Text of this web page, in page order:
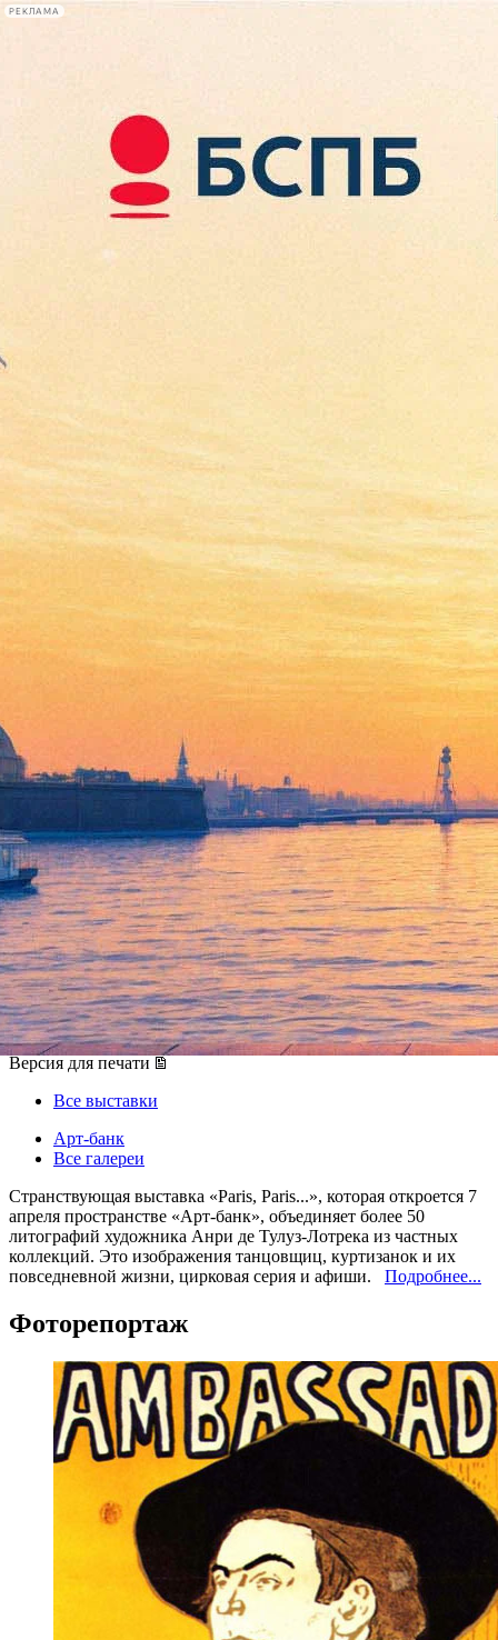
РЕКЛАМА
Сегодня:
2026.08.10
22:10
Афиша Plus
Петербуржцам покажут
литографии Анри Тулуз-
Лотрека
07 апреля 2017, пятница,12.00-28 мая 2017, воскресенье
Версия для печати
Все выставки
Арт-банк
Все галереи
Странствующая выставка «Paris, Paris...», которая откроется 7
апреля пространстве «Арт-банк», объединяет более 50
литографий художника Анри де Тулуз-Лотрека из частных
коллекций. Это изображения танцовщиц, куртизанок и их
повседневной жизни, цирковая серия и афиши. Подробнее...
Фоторепортаж